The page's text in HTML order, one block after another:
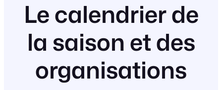
Le calendrier de
la saison et des
organisations